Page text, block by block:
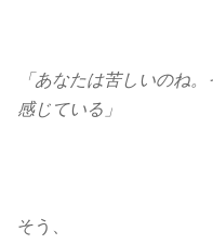
「あなたは苦しいのね
感じている」
そう、